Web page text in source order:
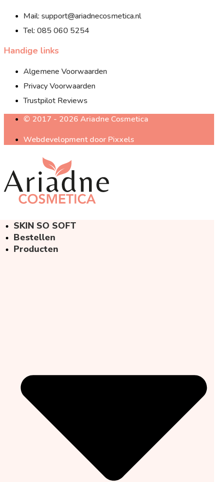
Mail: support@ariadnecosmetica.nl
Tel: 085 060 5254
Handige links
Algemene Voorwaarden
Privacy Voorwaarden
Trustpilot Reviews
© 2017 - 2026 Ariadne Cosmetica
Webdevelopment door Pixxels
SKIN SO SOFT
Bestellen
Producten